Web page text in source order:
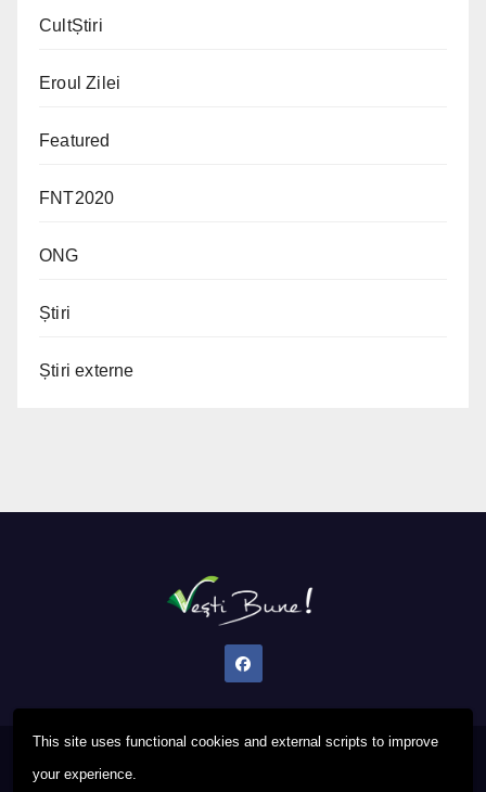
This site uses functional cookies and external scripts to improve
your experience.
CultȘtiri
Eroul Zilei
Featured
FNT2020
ONG
Știri
Știri externe
Proudly powered by WordPress